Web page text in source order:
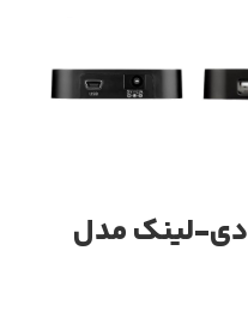
هاب 4 پورت USB 2.0 دی-لینک مدل